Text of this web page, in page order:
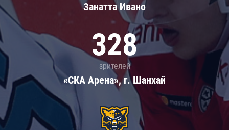
Занатта Иванo
328
зрителей
«СКА Арена», г. Шанхай